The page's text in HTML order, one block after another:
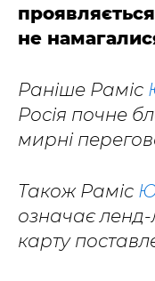
не
Раніше Раміс
Росія почне
мирні
Також Раміс
означає ленд-
карту